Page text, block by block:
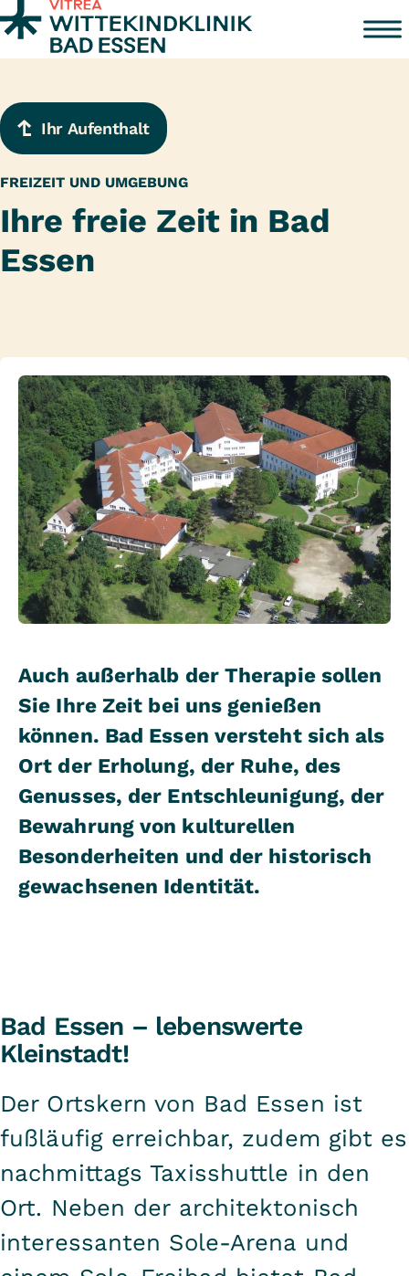
Zum Inhalt springen
Ihr Aufenthalt
FREIZEIT UND UMGEBUNG
Ihre freie Zeit in Bad
Essen
Auch außerhalb der Therapie sollen
Sie Ihre Zeit bei uns genießen
können. Bad Essen versteht sich als
Ort der Erholung, der Ruhe, des
Genusses, der Entschleunigung, der
Bewahrung von kulturellen
Besonderheiten und der historisch
gewachsenen Identität.
Bad Essen – lebenswerte
Kleinstadt!
Der Ortskern von Bad Essen ist
fußläufig erreichbar, zudem gibt es
nachmittags Taxisshuttle in den
Ort. Neben der architektonisch
interessanten Sole-Arena und